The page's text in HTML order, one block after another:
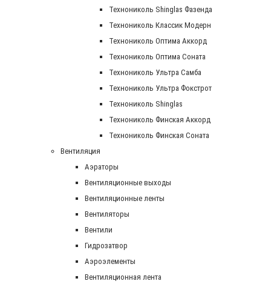
Технониколь Shinglas Фазенда
Технониколь Классик Модерн
Технониколь Оптима Аккорд
Технониколь Оптима Соната
Технониколь Ультра Самба
Технониколь Ультра Фокстрот
Технониколь Shinglas
Технониколь Финская Аккорд
Технониколь Финская Соната
Вентиляция
Аэраторы
Вентиляционные выходы
Вентиляционные ленты
Вентиляторы
Вентили
Гидрозатвор
Аэроэлементы
Вентиляционная лента